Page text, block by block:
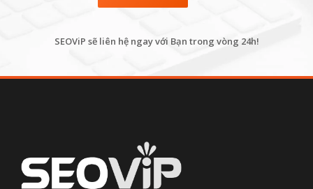
SEOViP sẽ liên hệ ngay với Bạn trong vòng 24h!